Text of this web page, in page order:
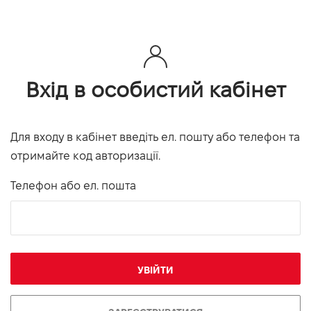
Вхід в особистий кабінет
Для входу в кабінет введіть ел. пошту або телефон та
отримайте код авторизації.
Телефон або ел. пошта
УВІЙТИ